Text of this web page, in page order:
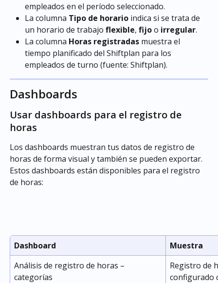
empleados en el período seleccionado.
La columna Tipo de horario indica si se trata de
un horario de trabajo flexible, fijo o irregular.
La columna Horas registradas muestra el
tiempo planificado del Shiftplan para los
empleados de turno (fuente: Shiftplan).
Dashboards
Usar dashboards para el registro de
horas
Los dashboards muestran tus datos de registro de
horas de forma visual y también se pueden exportar.
Estos dashboards están disponibles para el registro
de horas:
Dashboard
Muestra
Análisis de registro de horas –
categorías
Registro de
configurado